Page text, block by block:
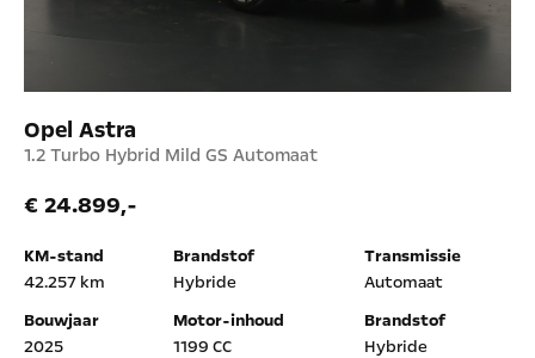
Opel Astra
1.2 Turbo Hybrid Mild GS Automaat
€ 24.899,-
KM-stand
42.257 km
Brandstof
Hybride
Transmissie
Automaat
Bouwjaar
2025
Motor-inhoud
1199 CC
Brandstof
Hybride